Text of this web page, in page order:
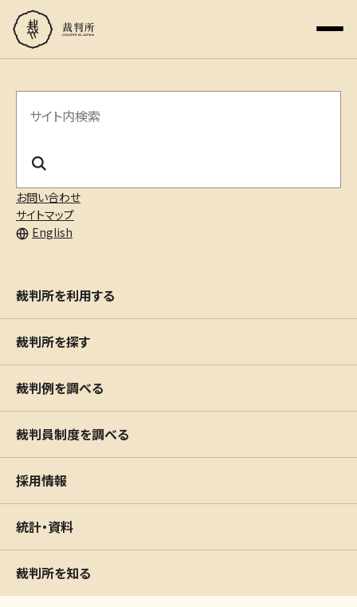
お問い合わせ
サイトマップ
English
サ
内
検
裁判所を利用する
裁判所を探す
裁判例を調べる
裁判員制度を調べる
採用情報
統計・資料
裁判所を知る